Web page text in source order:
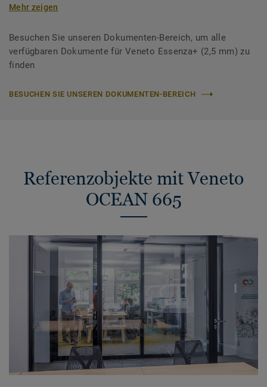
Mehr zeigen
Besuchen Sie unseren Dokumenten-Bereich, um alle
verfügbaren Dokumente für Veneto Essenza+ (2,5 mm) zu
finden
BESUCHEN SIE UNSEREN DOKUMENTEN-BEREICH
Referenzobjekte mit Veneto
OCEAN 665